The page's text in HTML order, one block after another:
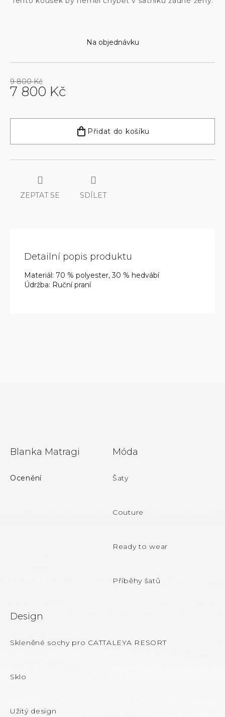
9 800 Kč
7 800 Kč
cena:
Na objednávku
Přidat do košíku
ZEPTAT SE SDÍLET
Detailní popis produktu
Materiál: 70 % polyester, 30 % hedvábí
Údržba: Ruční praní
Blanka Matragi
Ocenění
Móda
Šaty
Couture
Ready to wear
Příběhy šatů
Design
Skleněné sochy pro CATTALEYA RESORT
Sklo
Užitý design